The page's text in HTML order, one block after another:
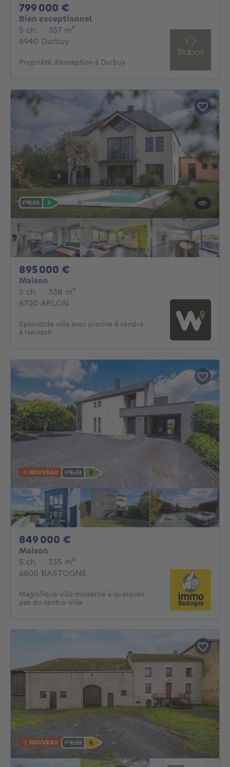
799 000 €
Bien exceptionnel
5 ch. 5 chambres
· 357 m²
6940 Durbuy
Propriété d'exception à Durbuy
895 000 €
Maison
5 ch. 5 chambres
· 338 m²
6700 ARLON
Splendide villa avec piscine à vendre
à Heinsch
NOUVEAU
849 000 €
Maison
5 ch. 5 chambres
· 335 m²
6600 BASTOGNE
Magnifique villa moderne à quelques
pas du centre-ville
NOUVEAU